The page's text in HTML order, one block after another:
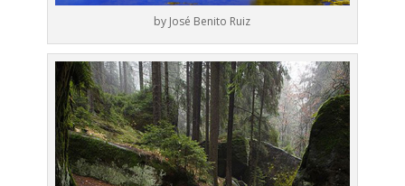
by José Benito Ruiz